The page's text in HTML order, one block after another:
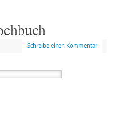
Schreibe einen Kommentar